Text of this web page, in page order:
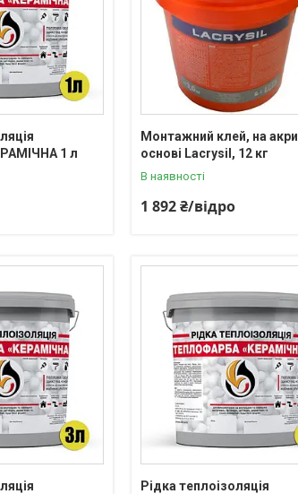
1 л
Монтажний клей, на
основі Lacrysil, 12 кг
В наявності
1 892 ₴/відро
Рідка теплоізоляція